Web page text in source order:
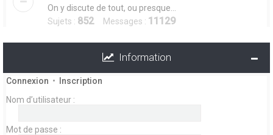
On y discute de tout, ou presque...
Sujets : 852Messages : 11129
Information
Connexion •
Inscription
Nom d’utilisateur :
Mot de passe :